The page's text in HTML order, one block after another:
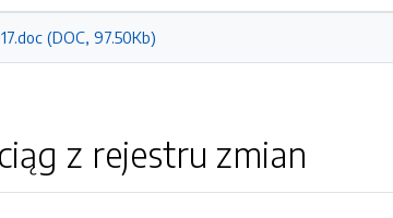
(DOC, 97.50Kb)
z rejestru zmian